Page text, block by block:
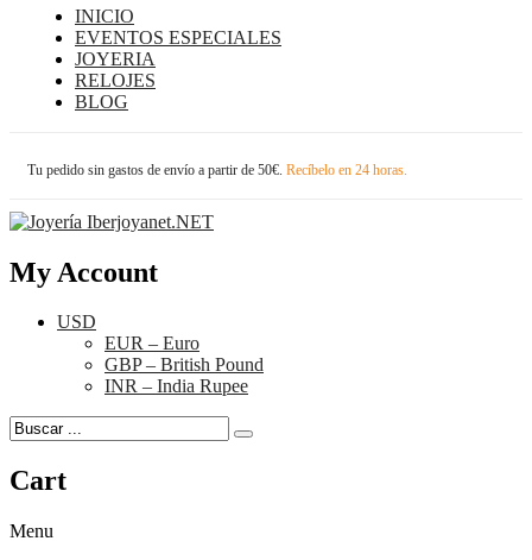
INICIO
EVENTOS ESPECIALES
JOYERIA
RELOJES
BLOG
Tu pedido sin gastos de envío a partir de 50€. Recíbelo en 24 horas.
My Account
USD
EUR – Euro
GBP – British Pound
INR – India Rupee
Cart
Menu